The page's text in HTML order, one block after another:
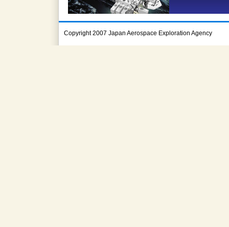
Copyright 2007 Japan Aerospace Exploration Agency